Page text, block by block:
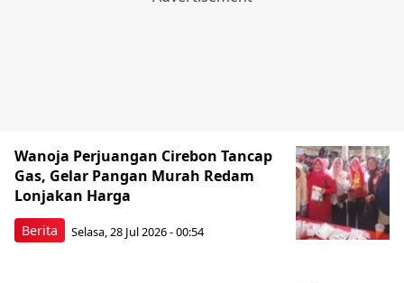
Berita
Wanoja Perjuangan Cirebon Tancap
Gas, Gelar Pangan Murah Redam
Lonjakan Harga
Selasa, 28 Jul 2026 - 00:54